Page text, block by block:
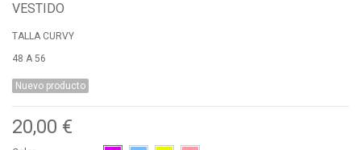
VESTIDO
TALLA CURVY
48 A 56
Nuevo producto
20,00 €